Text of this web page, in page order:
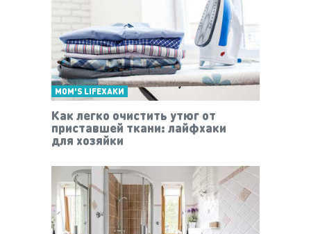
MOM'S LIFEХАКИ
Как легко очистить утюг от
приставшей ткани: лайфхаки
для хозяйки